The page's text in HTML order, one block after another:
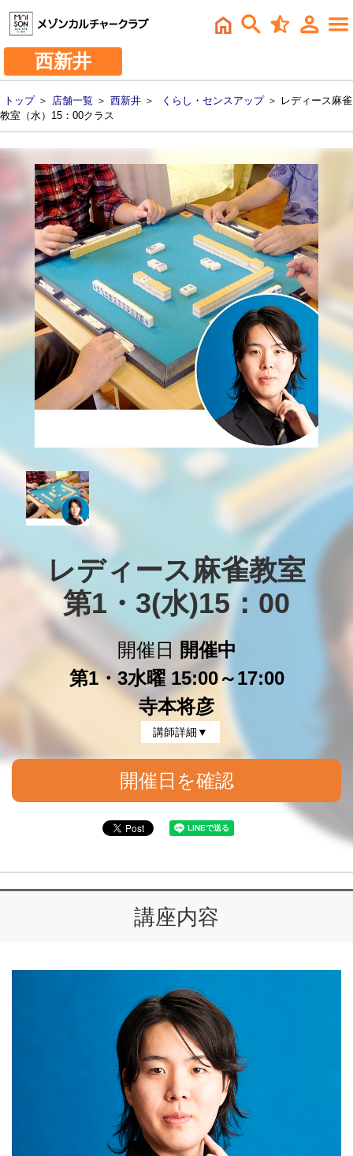
西新井
トップ＞ 店舗一覧 ＞ 西新井 ＞ くらし・センスアップ＞ レディース麻雀
教室（水）15：00クラス
レディース麻雀教室
第1・3(水)15：00
開催日
開催中
第1・3水曜 15:00～17:00
寺本将彦
講師詳細▼
開催日を確認
講座内容